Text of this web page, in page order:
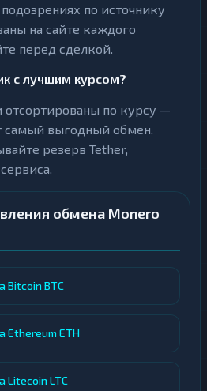
по источнику
на сайте каждого
перед сделкой.
с лучшим курсом?
по курсу —
самый выгодный обмен.
резерв Tether,
обмена Monero
Bitcoin BTC
Ethereum ETH
Litecoin LTC